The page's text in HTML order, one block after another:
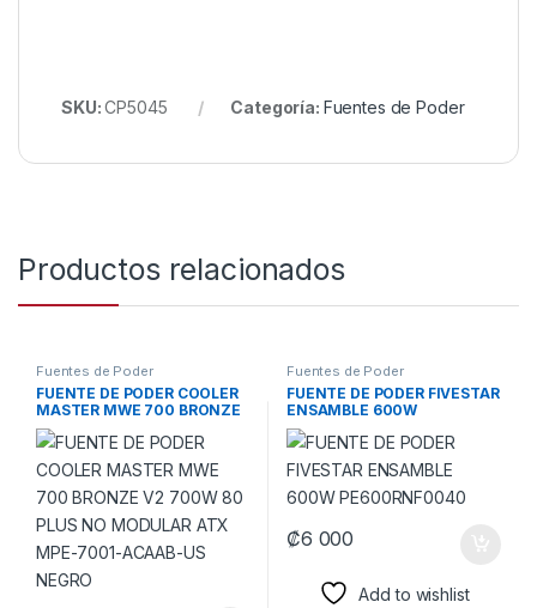
SKU:CP5045 Categoría: Fuentes de Poder
Productos relacionados
Fuentes de Poder
FUENTE DE PODER COOLER
MASTER MWE 700 BRONZE
V2 700W 80 PLUS NO
MODULAR ATX MPE-7001-
ACAAB-US NEGRO
Fuentes de Poder
FUENTE DE PODER FIVESTAR
ENSAMBLE 600W
PE600RNF0040
₡6 000
Add to wishlist